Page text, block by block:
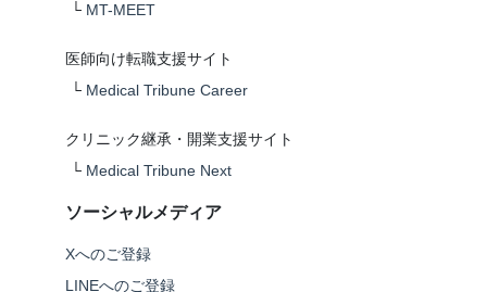
└ MT-MEET
医師向け転職支援サイト
└ Medical Tribune Career
クリニック継承・開業支援サイト
└ Medical Tribune Next
ソーシャルメディア
Xへのご登録
LINEへのご登録